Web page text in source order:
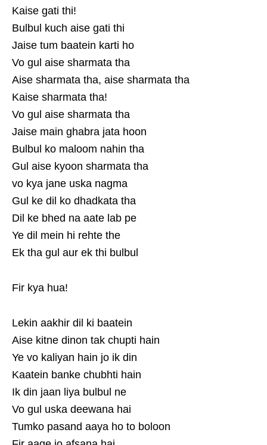
Kaise gati thi!
Bulbul kuch aise gati thi
Jaise tum baatein karti ho
Vo gul aise sharmata tha
Aise sharmata tha, aise sharmata tha
Kaise sharmata tha!
Vo gul aise sharmata tha
Jaise main ghabra jata hoon
Bulbul ko maloom nahin tha
Gul aise kyoon sharmata tha
vo kya jane uska nagma
Gul ke dil ko dhadkata tha
Dil ke bhed na aate lab pe
Ye dil mein hi rehte the
Ek tha gul aur ek thi bulbul
Fir kya hua!
Lekin aakhir dil ki baatein
Aise kitne dinon tak chupti hain
Ye vo kaliyan hain jo ik din
Kaatein banke chubhti hain
Ik din jaan liya bulbul ne
Vo gul uska deewana hai
Tumko pasand aaya ho to boloon